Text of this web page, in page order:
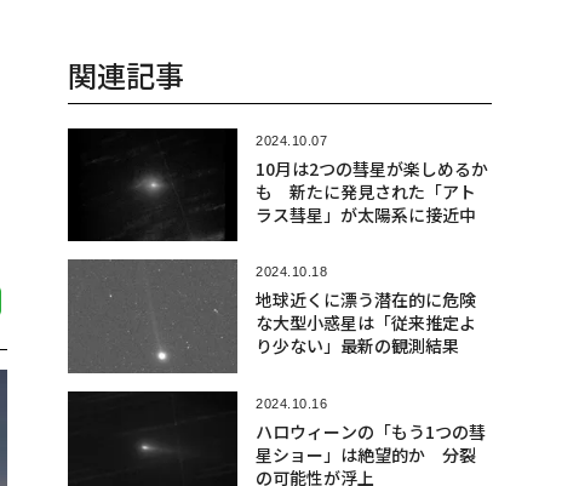
関連記事
2024.10.07
10月は2つの彗星が楽しめるか
も 新たに発見された「アト
ラス彗星」が太陽系に接近中
2024.10.18
地球近くに漂う潜在的に危険
な大型小惑星は「従来推定よ
り少ない」最新の観測結果
2024.10.16
ハロウィーンの「もう1つの彗
星ショー」は絶望的か 分裂
の可能性が浮上